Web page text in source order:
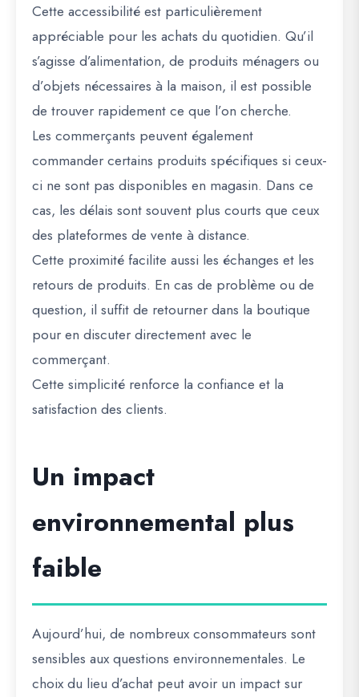
Cette accessibilité est particulièrement
appréciable pour les achats du quotidien. Qu’il
s’agisse d’alimentation, de produits ménagers ou
d’objets nécessaires à la maison, il est possible
de trouver rapidement ce que l’on cherche.
Les commerçants peuvent également
commander certains produits spécifiques si ceux-
ci ne sont pas disponibles en magasin. Dans ce
cas, les délais sont souvent plus courts que ceux
des plateformes de vente à distance.
Cette proximité facilite aussi les échanges et les
retours de produits. En cas de problème ou de
question, il suffit de retourner dans la boutique
pour en discuter directement avec le
commerçant.
Cette simplicité renforce la confiance et la
satisfaction des clients.
Un impact
environnemental plus
faible
Aujourd’hui, de nombreux consommateurs sont
sensibles aux questions environnementales. Le
choix du lieu d’achat peut avoir un impact sur